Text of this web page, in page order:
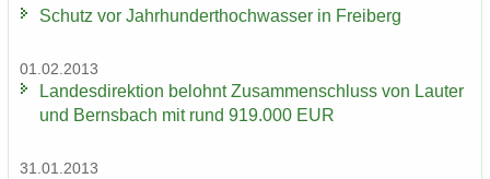
Schutz vor Jahr­hun­dert­hoch­was­ser in Frei­berg
01.02.2013
Lan­des­di­rek­ti­on be­lohnt Zu­sam­men­schluss von Lau­ter
und Berns­bach mit rund 919.000 EUR
31.01.2013